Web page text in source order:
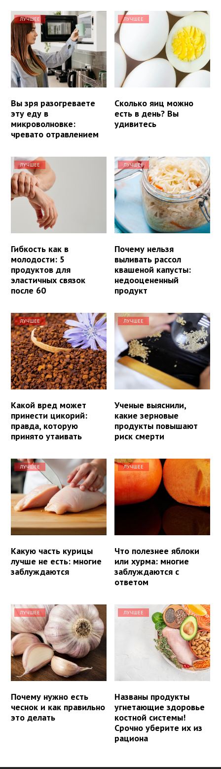
ЛУЧШЕЕ
Вы зря разогреваете
эту еду в
микроволновке:
чревато отравлением
ЛУЧШЕЕ
Сколько яиц можно
есть в день? Вы
удивитесь
ЛУЧШЕЕ
Гибкость как в
молодости: 5
продуктов для
эластичных связок
после 60
ЛУЧШЕЕ
Почему нельзя
выливать рассол
квашеной капусты:
недооцененный
продукт
ЛУЧШЕЕ
Какой вред может
принести цикорий:
правда, которую
принято утаивать
ЛУЧШЕЕ
Ученые выяснили,
какие зерновые
продукты повышают
риск смерти
ЛУЧШЕЕ
Какую часть курицы
лучше не есть: многие
заблуждаются
ЛУЧШЕЕ
Что полезнее яблоки
или хурма: многие
заблуждаются с
ответом
ЛУЧШЕЕ
Почему нужно есть
чеснок и как правильно
это делать
ЛУЧШЕЕ
Названы продукты
угнетающие здоровье
костной системы!
Срочно уберите их из
рациона